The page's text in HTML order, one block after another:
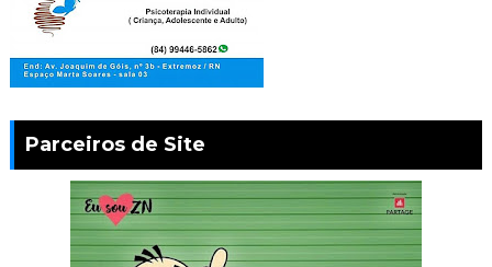
Parceiros de Site